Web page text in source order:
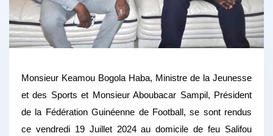
Monsieur Keamou Bogola Haba, Ministre de la Jeunesse
et des Sports et Monsieur Aboubacar Sampil, Président
de la Fédération Guinéenne de Football, se sont rendus
ce vendredi 19 Juillet 2024 au domicile de feu Salifou